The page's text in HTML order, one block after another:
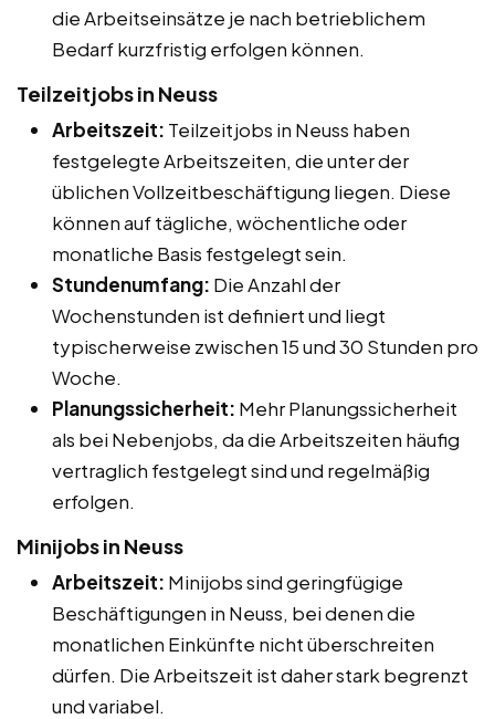
die Arbeitseinsätze je nach betrieblichem
Bedarf kurzfristig erfolgen können.
Teilzeitjobs in Neuss
Arbeitszeit: Teilzeitjobs in Neuss haben
festgelegte Arbeitszeiten, die unter der
üblichen Vollzeitbeschäftigung liegen. Diese
können auf tägliche, wöchentliche oder
monatliche Basis festgelegt sein.
Stundenumfang: Die Anzahl der
Wochenstunden ist definiert und liegt
typischerweise zwischen 15 und 30 Stunden pro
Woche.
Planungssicherheit: Mehr Planungssicherheit
als bei Nebenjobs, da die Arbeitszeiten häufig
vertraglich festgelegt sind und regelmäßig
erfolgen.
Minijobs in Neuss
Arbeitszeit: Minijobs sind geringfügige
Beschäftigungen in Neuss, bei denen die
monatlichen Einkünfte nicht überschreiten
dürfen. Die Arbeitszeit ist daher stark begrenzt
und variabel.